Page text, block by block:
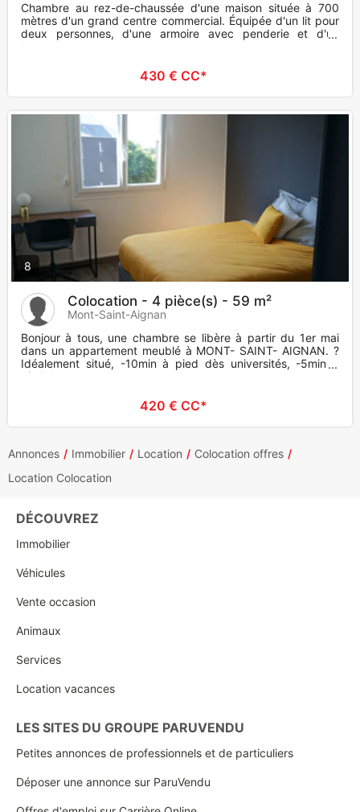
Chambre au rez-de-chaussée d'une maison située à 700
mètres d'un grand centre commercial. Équipée d'un lit pour
deux personnes, d'une armoire avec penderie et d'un
bureau.
430 € CC*
8
Colocation - 4 pièce(s) - 59 m²
Mont-Saint-Aignan
Bonjour à tous, une chambre se libère à partir du 1er mai
dans un appartement meublé à MONT- SAINT- AIGNAN. ?
Idéalement situé, -10min à pied dès universités, -5min à
pied du
420 € CC*
Annonces Immobilier Location
Colocation offres
Location Colocation
DÉCOUVREZ
Immobilier
Véhicules
Vente occasion
Animaux
Services
Location vacances
LES SITES DU GROUPE PARUVENDU
Petites annonces de professionnels et de particuliers
Déposer une annonce sur ParuVendu